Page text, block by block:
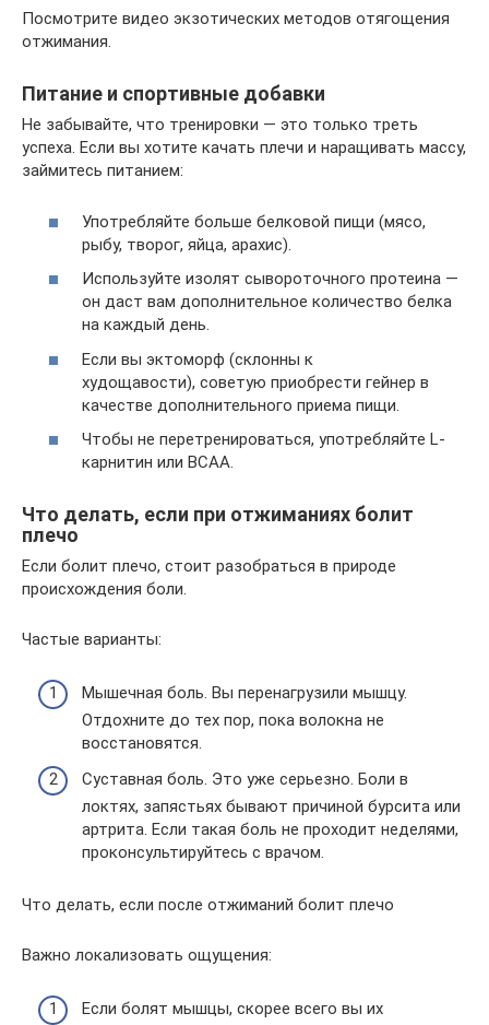
Посмотрите видео экзотических методов отягощения
отжимания.
Питание и спортивные добавки
Не забывайте, что тренировки — это только треть
успеха. Если вы хотите качать плечи и наращивать массу,
займитесь питанием:
Употребляйте больше белковой пищи (мясо,
рыбу, творог, яйца, арахис).
Используйте изолят сывороточного протеина —
он даст вам дополнительное количество белка
на каждый день.
Если вы эктоморф (склонны к
худощавости), советую приобрести гейнер в
качестве дополнительного приема пищи.
Чтобы не перетренироваться, употребляйте L-
карнитин или BCAA.
Что делать, если при отжиманиях болит
плечо
Если болит плечо, стоит разобраться в природе
происхождения боли.
Частые варианты:
Мышечная боль. Вы перенагрузили мышцу.
Отдохните до тех пор, пока волокна не
восстановятся.
Суставная боль. Это уже серьезно. Боли в
локтях, запястьях бывают причиной бурсита или
артрита. Если такая боль не проходит неделями,
проконсультируйтесь с врачом.
Что делать, если после отжиманий болит плечо
Важно локализовать ощущения:
Если болят мышцы, скорее всего вы их